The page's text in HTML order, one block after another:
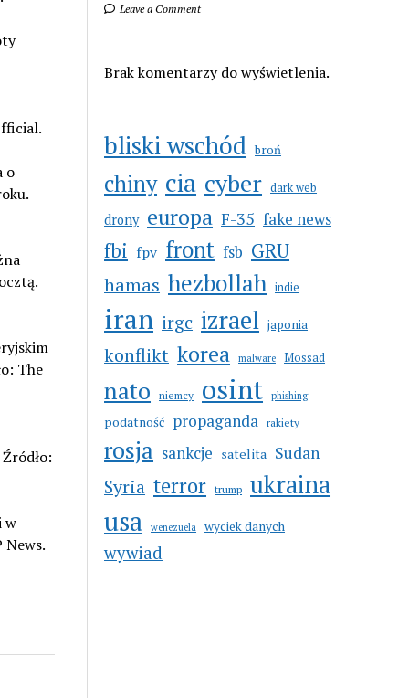
o
The
w
News.
Leave a Comment
Brak komentarzy do wyświetlenia.
bliski wschód broń
chiny cia cyber dark web
drony europa F-35 fake news
fbi fpv front fsb GRU
hamas hezbollah indie
iran irgc izrael japonia
konflikt korea malware Mossad
nato niemcy osint phishing
podatność propaganda rakiety
rosja sankcje satelita Sudan
Syria terror trump ukraina
usa wenezuela wyciek danych
wywiad